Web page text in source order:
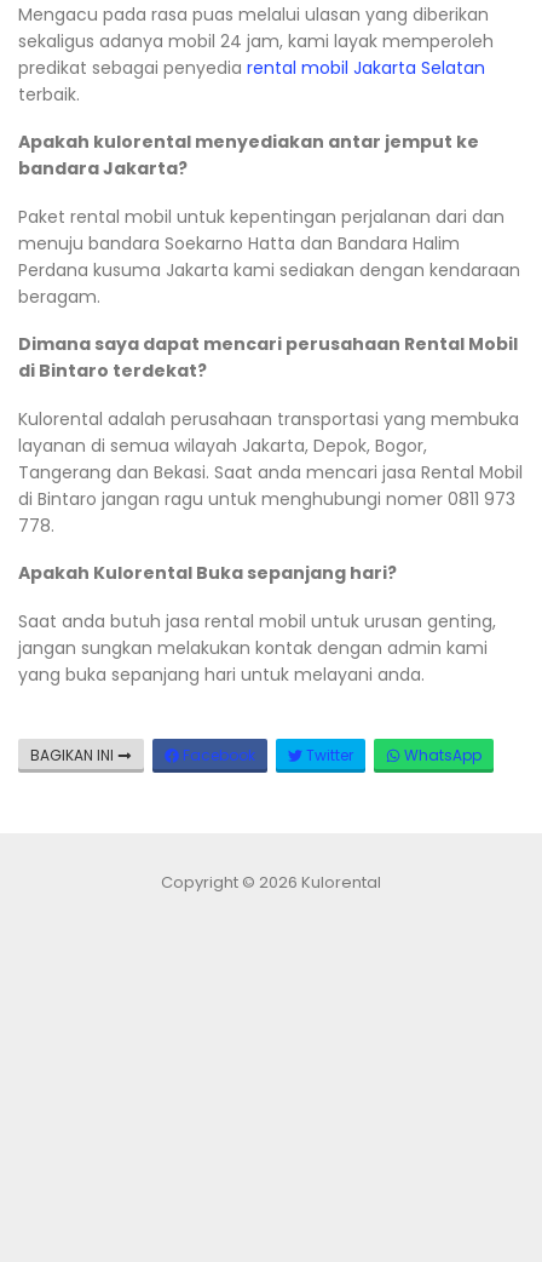
Mengacu pada rasa puas melalui ulasan yang diberikan
sekaligus adanya mobil 24 jam, kami layak memperoleh
predikat sebagai penyedia rental mobil Jakarta Selatan
terbaik.
Apakah kulorental menyediakan antar jemput ke
bandara Jakarta?
Paket rental mobil untuk kepentingan perjalanan dari dan
menuju bandara Soekarno Hatta dan Bandara Halim
Perdana kusuma Jakarta kami sediakan dengan kendaraan
beragam.
Dimana saya dapat mencari perusahaan Rental Mobil
di Bintaro terdekat?
Kulorental adalah perusahaan transportasi yang membuka
layanan di semua wilayah Jakarta, Depok, Bogor,
Tangerang dan Bekasi. Saat anda mencari jasa Rental Mobil
di Bintaro jangan ragu untuk menghubungi nomer 0811 973
778.
Apakah Kulorental Buka sepanjang hari?
Saat anda butuh jasa rental mobil untuk urusan genting,
jangan sungkan melakukan kontak dengan admin kami
yang buka sepanjang hari untuk melayani anda.
BAGIKAN INI Facebook Twitter WhatsApp
Copyright © 2026 Kulorental